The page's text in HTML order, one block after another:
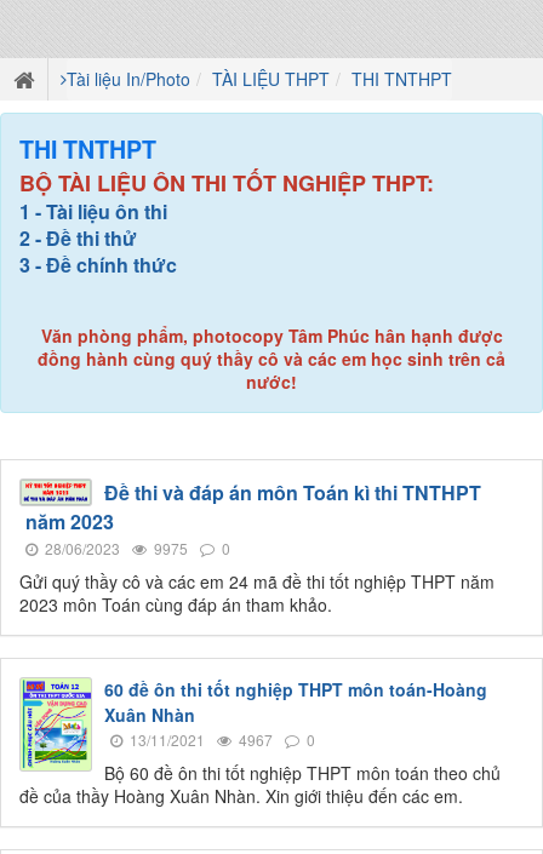
Tài liệu In/Photo TÀI LIỆU THPT THI TNTHPT
THI TNTHPT
BỘ TÀI LIỆU ÔN THI TỐT NGHIỆP THPT:
1 - Tài liệu ôn thi
2 - Đề thi thử
3 - Đề chính thức
Văn phòng phẩm, photocopy Tâm Phúc hân hạnh được
đồng hành cùng quý thầy cô và các em học sinh trên cả
nước!
Đề thi và đáp án môn Toán kì thi TNTHPT
năm 2023
28/06/2023 9975 0
Gửi quý thầy cô và các em 24 mã đề thi tốt nghiệp THPT năm
2023 môn Toán cùng đáp án tham khảo.
60 đề ôn thi tốt nghiệp THPT môn toán-Hoàng
Xuân Nhàn
13/11/2021 4967 0
Bộ 60 đề ôn thi tốt nghiệp THPT môn toán theo chủ
đề của thầy Hoàng Xuân Nhàn. Xin giới thiệu đến các em.